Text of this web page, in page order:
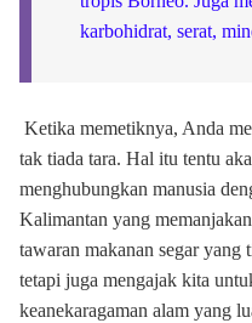
karbohidrat, serat,
Ketika memetiknya, Anda
tak tiada tara. Hal itu tentu
menghubungkan manusia
Kalimantan yang
tawaran makanan segar yang
tetapi juga mengajak kita
keanekaragaman alam yang